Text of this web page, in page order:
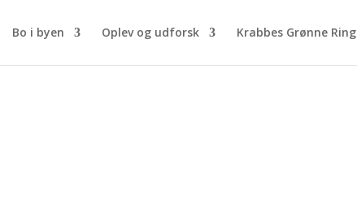
Bo i byen Oplev og udforsk Krabbes Grønne Ring